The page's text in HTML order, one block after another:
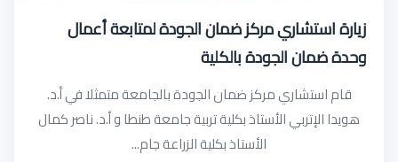
زيارة استشاري مركز ضمان الجودة لمتابعة أعمال
وحدة ضمان الجودة بالكلية
قام استشاري مركز ضمان الجودة بالجامعة متمثلا في أ.د.
هويدا الإتربي الأستاذ بكلية تربية جامعة طنطا و أ.د. ناصر كمال
الأستاذ بكلية الزراعة جام...